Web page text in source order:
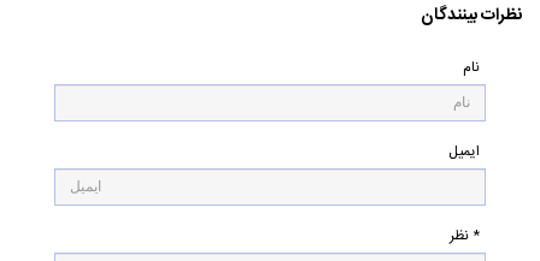
نظرات بینندگان
نام
ایمیل
* نظر